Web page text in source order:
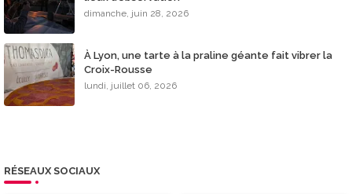
dimanche, juin 28, 2026
À Lyon, une tarte à la praline géante fait vibrer la
Croix-Rousse
lundi, juillet 06, 2026
RÉSEAUX SOCIAUX